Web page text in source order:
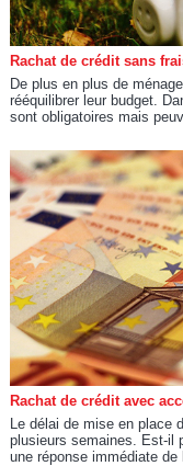
Rachat de crédit sans
De plus en plus de
rééquilibrer leur budget.
sont obligatoires mais
Rachat de crédit avec
Le délai de mise en place
plusieurs semaines. Est-il
une réponse immédiate de